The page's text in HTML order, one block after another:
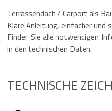
Terrassendach / Carport als
Klare Anleitung, einfacher und
Finden Sie alle notwendigen
in den technischen Daten.
TECHNISCHE